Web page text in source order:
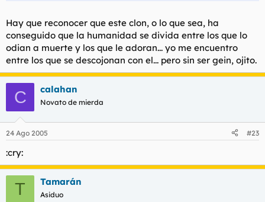
Hay que reconocer que este clon, o lo que sea, ha
conseguido que la humanidad se divida entre los que lo
odian a muerte y los que le adoran... yo me encuentro
entre los que se descojonan con el... pero sin ser gein, ojito.
C calahan
Novato de mierda
24 Ago 2005 #23
:cry:
T Tamarán
Asiduo